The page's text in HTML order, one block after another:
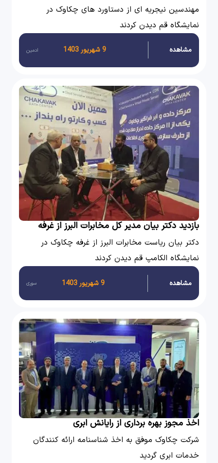
مهندسین نیجریه ای از دستاورد های چکاوک در
نمایشگاه قم دیدن کردند
مشاهده 9 شهریور 1403 ادمین
بازدید دکتر بیان مدیر کل مخابرات البرز از غرفه
چکاوک
دکتر بیان ریاست مخابرات البرز از غرفه چکاوک در
نمایشگاه الکامپ قم دیدن کردند
مشاهده 9 شهریور 1403 سوری
اخذ مجوز بهره برداری از رایانش ابری
شرکت چکاوک موفق به اخذ شناسنامه ارائه کنندگان
خدمات ابری گردید